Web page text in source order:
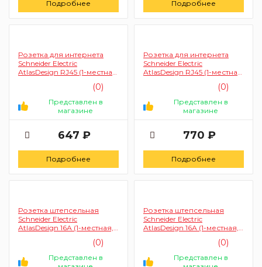
Подробнее Подробнее
Розетка для интернета
Schneider Electric
AtlasDesign RJ45 (1-местная,
(0)
Представлен в
магазине
647 ₽
Подробнее
Розетка для интернета
Schneider Electric
AtlasDesign RJ45 (1-местная,
(0)
Представлен в
магазине
770 ₽
Подробнее
Розетка штепсельная
Schneider Electric
AtlasDesign 16А (1-местная,
(0)
Представлен в
Розетка штепсельная
Schneider Electric
AtlasDesign 16А (1-местная,
(0)
Представлен в